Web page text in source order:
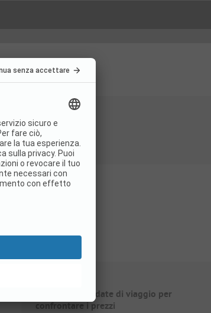
Selezionare le date di viaggio per
confrontare i prezzi